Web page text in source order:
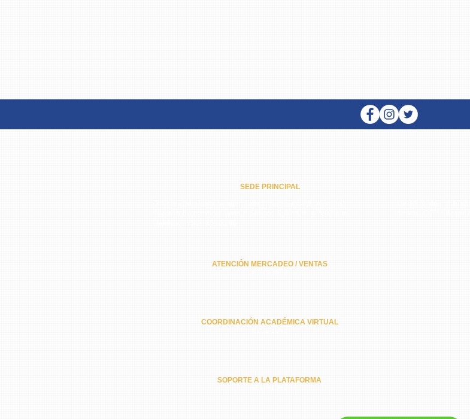
SEDE PRINCIPAL​
ATENCIÓN MERCADEO / VENTAS
COORDINACIÓN ACADÉMICA VIRTUAL
SOPORTE A LA PLATAFORMA